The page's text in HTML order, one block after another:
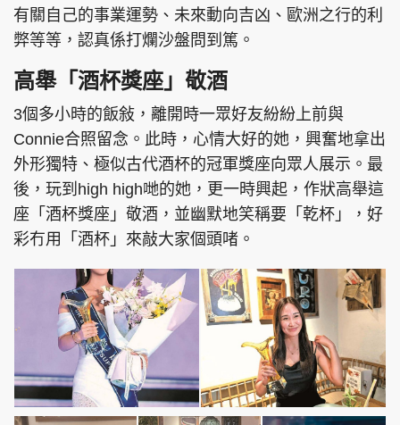
親子王 Oh!爸媽 JobMarket
頭條搵工 EDUPLUS
關於我們
聯絡我們
隱私政策聲明
使用條款
版權及免責聲明
Copyright © 東周網 版權所有 . 不得轉載
©Eastweek.com.hk. All rights reserved.
有關自己的事業運勢、未來動向吉凶、歐洲之行的利
弊等等，認真係打爛沙盤問到篤。
高舉「酒杯獎座」敬酒
3個多小時的飯敍，離開時一眾好友紛紛上前與
Connie合照留念。此時，心情大好的她，興奮地拿出
外形獨特、極似古代酒杯的冠軍獎座向眾人展示。最
後，玩到high high哋的她，更一時興起，作狀高舉這
座「酒杯獎座」敬酒，並幽默地笑稱要「乾杯」，好
彩冇用「酒杯」來敲大家個頭啫。